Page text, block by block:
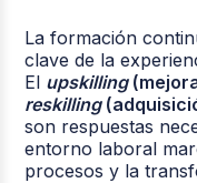
La formación
clave de la
El upskilling
reskilling
son respuestas
entorno laboral
procesos y la